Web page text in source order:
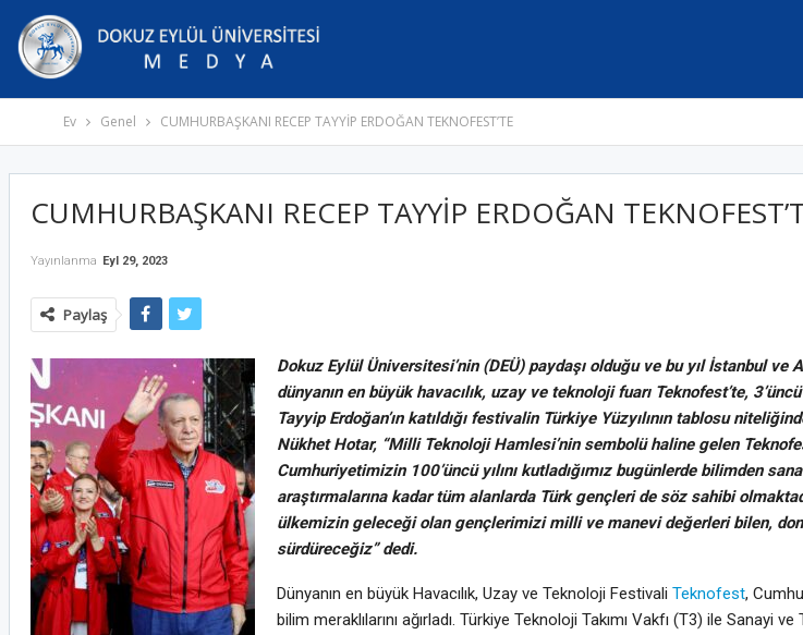
Ev Genel CUMHURBAŞKANI RECEP TAYYİP ERDOĞAN TEKNOFEST’TE
CUMHURBAŞKANI RECEP TAYYİP ERDOĞAN
Yayınlanma Eyl 29, 2023
Paylaş
Dokuz Eylül Üniversitesi’nin (DEÜ) paydaşı olduğu ve bu yıl İstanbul ve
dünyanın en büyük havacılık, uzay ve teknoloji fuarı Teknofest’te,
Tayyip Erdoğan’ın katıldığı festivalin Türkiye Yüzyılının tablosu
Nükhet Hotar, “Milli Teknoloji Hamlesi’nin sembolü haline gelen
Cumhuriyetimizin 100’üncü yılını kutladığımız bugünlerde bilimden
araştırmalarına kadar tüm alanlarda Türk gençleri de söz sahibi
ülkemizin geleceği olan gençlerimizi milli ve manevi değerleri bilen,
sürdüreceğiz” dedi.
Dünyanın en büyük Havacılık, Uzay ve Teknoloji Festivali Teknofest,
bilim meraklılarını ağırladı. Türkiye Teknoloji Takımı Vakfı (T3) ile Sanayi